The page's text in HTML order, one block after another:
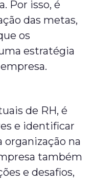
Por isso, é
das metas,
os
estratégia
de RH, é
e identificar
organização na
também
e desafios,